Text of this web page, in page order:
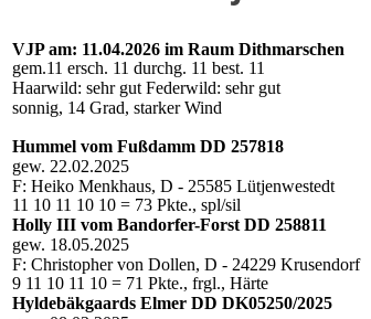
VJP am: 11.04.2026 im Raum Dithmarschen
gem.11 ersch. 11 durchg. 11 best. 11
Haarwild: sehr gut Federwild: sehr gut
sonnig, 14 Grad, starker Wind
Hummel vom Fußdamm DD 257818
gew. 22.02.2025
F: Heiko Menkhaus, D - 25585 Lütjenwestedt
11 10 11 10 10 = 73 Pkte., spl/sil
Holly III vom Bandorfer-Forst DD 258811
gew. 18.05.2025
F: Christopher von Dollen, D - 24229 Krusendorf
9 11 10 11 10 = 71 Pkte., frgl., Härte
Hyldebäkgaards Elmer DD DK05250/2025